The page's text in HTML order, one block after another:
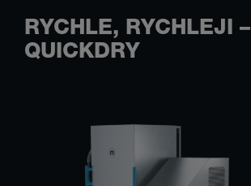
RYCHLE, RYCHLEJI –
QUICKDRY